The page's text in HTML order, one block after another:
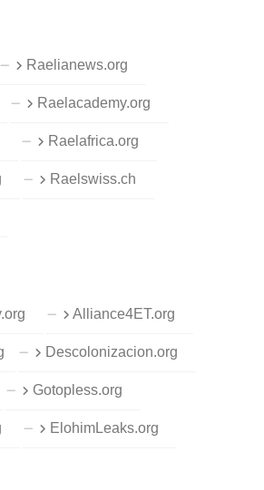
Raelianews.org
Raelacademy.org
Raelafrica.org
Raelswiss.ch
Alliance4ET.org
Descolonizacion.org
Gotopless.org
ElohimLeaks.org